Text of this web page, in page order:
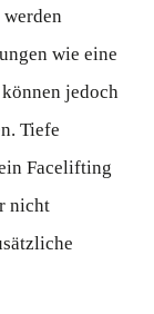
wie eine
jedoch
Tiefe
Facelifting
nicht